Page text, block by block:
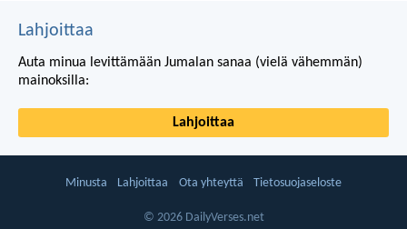
Lahjoittaa
Auta minua levittämään Jumalan sanaa (vielä vähemmän)
mainoksilla:
Lahjoittaa
Minusta Lahjoittaa Ota yhteyttä Tietosuojaseloste
© 2026 DailyVerses.net